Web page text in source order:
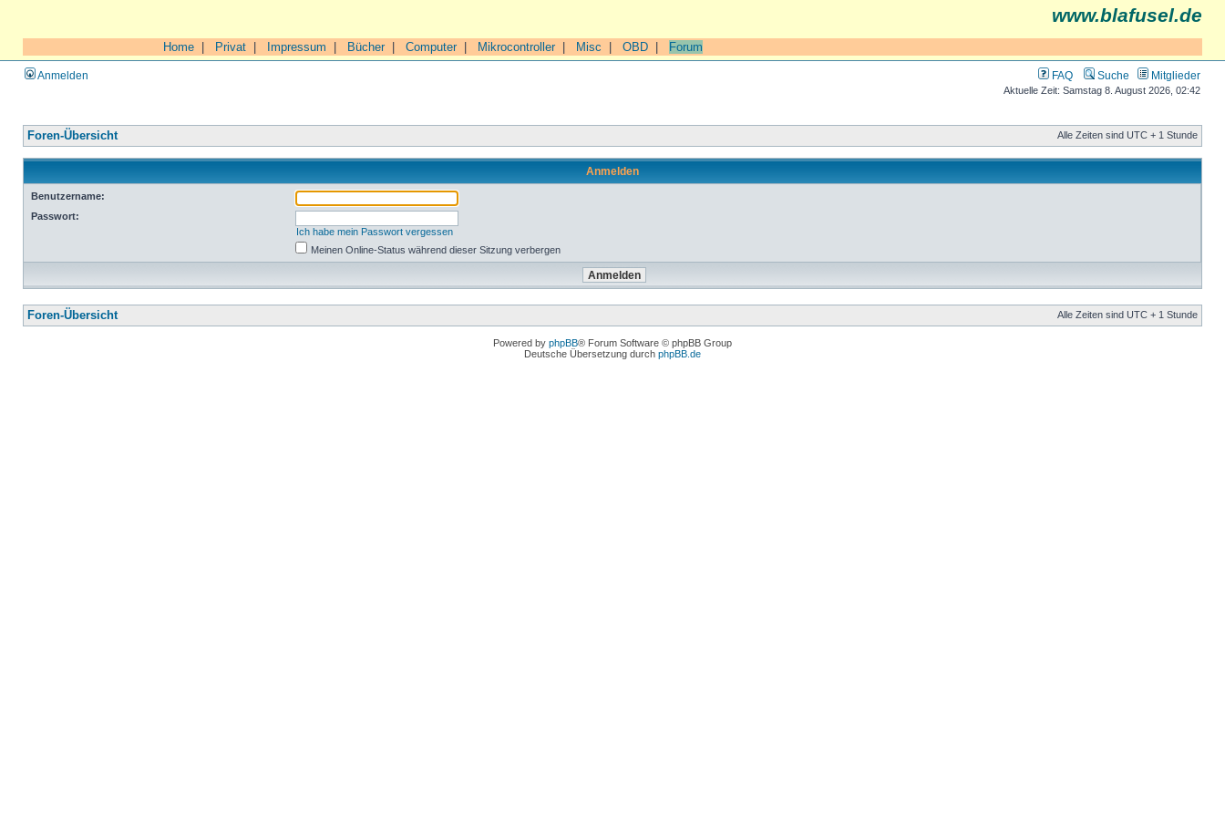
www.blafusel.de
Home Privat Impressum Bücher| Computer| Mikrocontroller| Misc OBD Forum
Anmelden FAQ Suche Mitglieder
Aktuelle Zeit: Samstag 8. August 2026, 02:42
Foren-Übersicht Alle Zeiten sind UTC + 1 Stunde
Anmelden
Benutzername:
Passwort:
Ich habe mein Passwort vergessen
Meinen Online-Status während dieser Sitzung verbergen
Foren-Übersicht Alle Zeiten sind UTC + 1 Stunde
Powered by phpBB® Forum Software © phpBB Group
Deutsche Übersetzung durch phpBB.de